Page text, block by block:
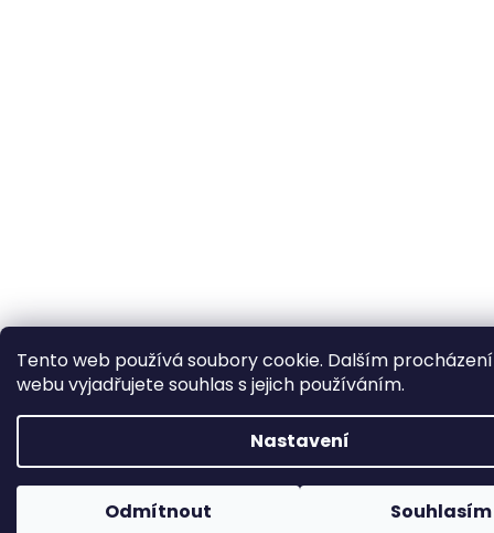
Tento web používá soubory cookie. Dalším
webu vyjadřujete souhlas s jejich používáním.
Nastavení
Odmítnout Souhlasím